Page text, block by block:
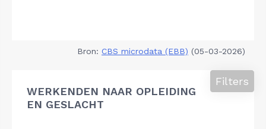
Bron: CBS microdata (EBB) (05-03-2026)
WERKENDEN NAAR OPLEIDING
EN GESLACHT
Filters